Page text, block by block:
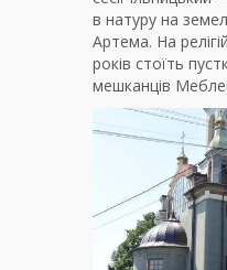
в натуру на
Артема. На
років стоїть
мешканців